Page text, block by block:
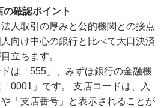
確認ポイント
人取引の厚みと公的機関との接点
向け中心の銀行と比べて大口決済
立ちます。
は「555」、みずほ銀行の金融機
0001」です。 支店コードは、入
「支店番号」と表示されることが